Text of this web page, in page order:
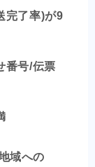
完了率)が9
番号/伝票
域への